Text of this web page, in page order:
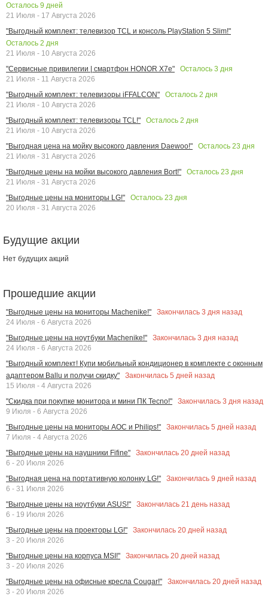
Осталось 9 дней
21 Июля - 17 Августа 2026
"Выгодный комплект: телевизор TCL и консоль PlayStation 5 Slim!"
Осталось 2 дня
21 Июля - 10 Августа 2026
"Сервисные привилегии | смартфон HONOR X7e"
Осталось 3 дня
21 Июля - 11 Августа 2026
"Выгодный комплект: телевизоры iFFALCON"
Осталось 2 дня
21 Июля - 10 Августа 2026
"Выгодный комплект: телевизоры TCL!"
Осталось 2 дня
21 Июля - 10 Августа 2026
"Выгодная цена на мойку высокого давления Daewoo!"
Осталось 23 дня
21 Июля - 31 Августа 2026
"Выгодные цены на мойки высокого давления Bort!"
Осталось 23 дня
21 Июля - 31 Августа 2026
"Выгодные цены на мониторы LG!"
Осталось 23 дня
20 Июля - 31 Августа 2026
Будущие акции
Нет будущих акций
Прошедшие акции
"Выгодные цены на мониторы Machenike!" Закончилась 3 дня назад
24 Июля - 6 Августа 2026
"Выгодные цены на ноутбуки Machenike!"
Закончилась 3 дня назад
24 Июля - 6 Августа 2026
"Выгодный комплект! Купи мобильный кондиционер в комплекте с оконным
адаптером Ballu и получи скидку"
Закончилась 5 дней назад
15 Июля - 4 Августа 2026
"Скидка при покупке монитора и мини ПК Tecno!"
Закончилась 3 дня назад
9 Июля - 6 Августа 2026
"Выгодные цены на мониторы AOC и Philips!"
Закончилась 5 дней назад
7 Июля - 4 Августа 2026
"Выгодные цены на наушники Fifine"
Закончилась 20 дней назад
6 - 20 Июля 2026
"Выгодная цена на портативную колонку LG!"
Закончилась 9 дней назад
6 - 31 Июля 2026
"Выгодные цены на ноутбуки ASUS!"
Закончилась 21 день назад
6 - 19 Июля 2026
"Выгодные цены на проекторы LG!"
Закончилась 20 дней назад
3 - 20 Июля 2026
"Выгодные цены на корпуса MSI!"
Закончилась 20 дней назад
3 - 20 Июля 2026
"Выгодные цены на офисные кресла Cougar!"
Закончилась 20 дней назад
3 - 20 Июля 2026